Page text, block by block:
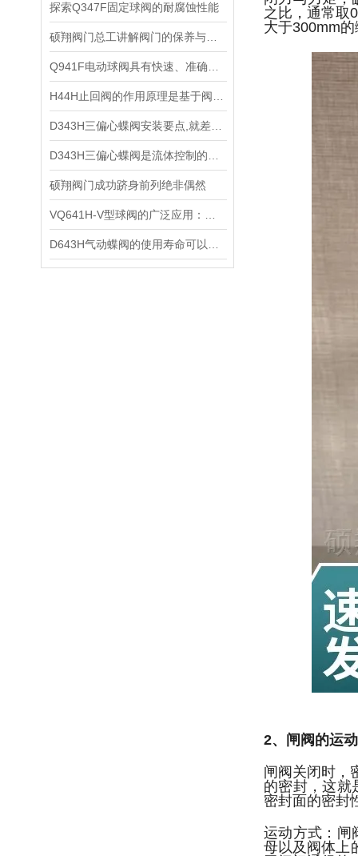
探索Q347F固定球阀的耐腐蚀性能
硕翔阀门成功跻身前列绝非偶然
之比，通常取
大于300mm
2、闸阀的运
闸阀关闭时，
的密封，这就
密封面的密封
运动方式：闸
母以及阀体上